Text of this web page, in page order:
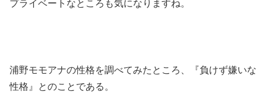
プライベートなところも気になりますね。
浦野モモアナの性格を調べてみたところ、『負けず嫌いな
性格』とのことである。